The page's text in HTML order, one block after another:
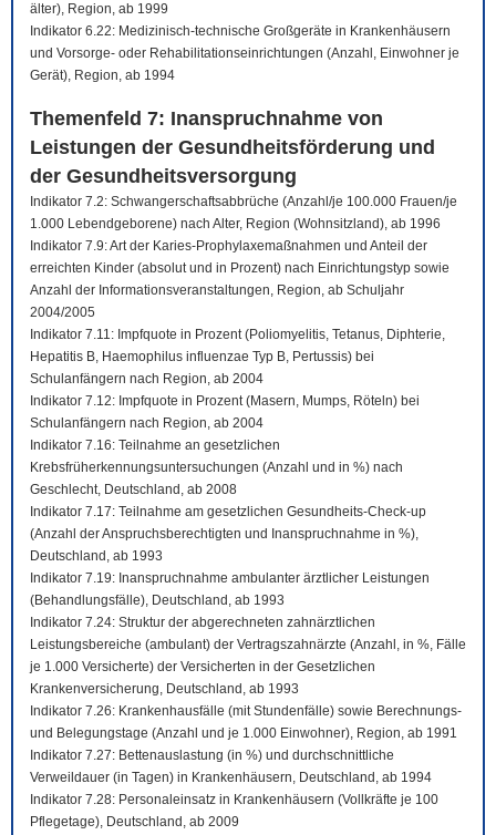
älter), Region, ab 1999
Indikator 6.22: Medizinisch-technische Großgeräte in Krankenhäusern
und Vorsorge- oder Rehabilitationseinrichtungen (Anzahl, Einwohner je
Gerät), Region, ab 1994
Themenfeld 7: Inanspruchnahme von
Leistungen der Gesundheitsförderung und
der Gesundheitsversorgung
Indikator 7.2: Schwangerschaftsabbrüche (Anzahl/je 100.000 Frauen/je
1.000 Lebendgeborene) nach Alter, Region (Wohnsitzland), ab 1996
Indikator 7.9: Art der Karies-Prophylaxemaßnahmen und Anteil der
erreichten Kinder (absolut und in Prozent) nach Einrichtungstyp sowie
Anzahl der Informationsveranstaltungen, Region, ab Schuljahr
2004/2005
Indikator 7.11: Impfquote in Prozent (Poliomyelitis, Tetanus, Diphterie,
Hepatitis B, Haemophilus influenzae Typ B, Pertussis) bei
Schulanfängern nach Region, ab 2004
Indikator 7.12: Impfquote in Prozent (Masern, Mumps, Röteln) bei
Schulanfängern nach Region, ab 2004
Indikator 7.16: Teilnahme an gesetzlichen
Krebsfrüherkennungsuntersuchungen (Anzahl und in %) nach
Geschlecht, Deutschland, ab 2008
Indikator 7.17: Teilnahme am gesetzlichen Gesundheits-Check-up
(Anzahl der Anspruchsberechtigten und Inanspruchnahme in %),
Deutschland, ab 1993
Indikator 7.19: Inanspruchnahme ambulanter ärztlicher Leistungen
(Behandlungsfälle), Deutschland, ab 1993
Indikator 7.24: Struktur der abgerechneten zahnärztlichen
Leistungsbereiche (ambulant) der Vertragszahnärzte (Anzahl, in %, Fälle
je 1.000 Versicherte) der Versicherten in der Gesetzlichen
Krankenversicherung, Deutschland, ab 1993
Indikator 7.26: Krankenhausfälle (mit Stundenfälle) sowie Berechnungs-
und Belegungstage (Anzahl und je 1.000 Einwohner), Region, ab 1991
Indikator 7.27: Bettenauslastung (in %) und durchschnittliche
Verweildauer (in Tagen) in Krankenhäusern, Deutschland, ab 1994
Indikator 7.28: Personaleinsatz in Krankenhäusern (Vollkräfte je 100
Pflegetage), Deutschland, ab 2009